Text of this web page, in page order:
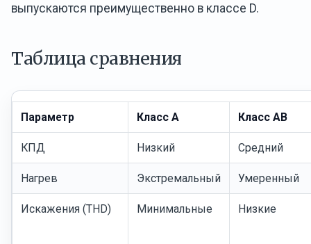
выпускаются преимущественно в классе D.
Таблица сравнения
Параметр Класс A Класс AB
КПД Низкий Средний
Нагрев Экстремальный Умеренный
Искажения (THD) Минимальные Низкие